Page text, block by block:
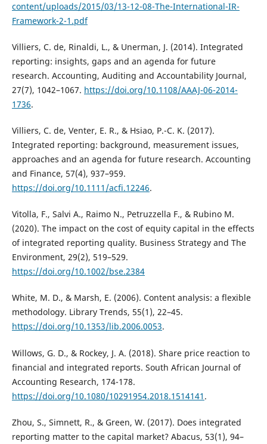
content/uploads/2015/03/13-12-08-The-International-IR-
Framework-2-1.pdf
Villiers, C. de, Rinaldi, L., & Unerman, J. (2014). Integrated
reporting: insights, gaps and an agenda for future
research. Accounting, Auditing and Accountability Journal,
27(7), 1042–1067. https://doi.org/10.1108/AAAJ-06-2014-
1736.
Villiers, C. de, Venter, E. R., & Hsiao, P.-C. K. (2017).
Integrated reporting: background, measurement issues,
approaches and an agenda for future research. Accounting
and Finance, 57(4), 937–959.
https://doi.org/10.1111/acfi.12246.
Vitolla, F., Salvi A., Raimo N., Petruzzella F., & Rubino M.
(2020). The impact on the cost of equity capital in the effects
of integrated reporting quality. Business Strategy and The
Environment, 29(2), 519–529.
https://doi.org/10.1002/bse.2384
White, M. D., & Marsh, E. (2006). Content analysis: a flexible
methodology. Library Trends, 55(1), 22–45.
https://doi.org/10.1353/lib.2006.0053.
Willows, G. D., & Rockey, J. A. (2018). Share price reaction to
financial and integrated reports. South African Journal of
Accounting Research, 174-178.
https://doi.org/10.1080/10291954.2018.1514141 .
Zhou, S., Simnett, R., & Green, W. (2017). Does integrated
reporting matter to the capital market? Abacus, 53(1), 94–